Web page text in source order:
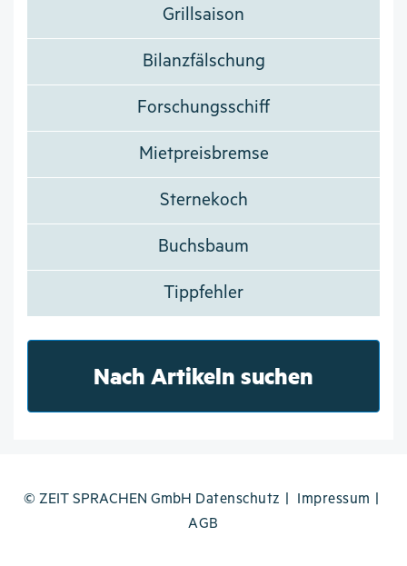
Grillsaison
Bilanzfälschung
Forschungsschiff
Mietpreisbremse
Sternekoch
Buchsbaum
Tippfehler
Nach Artikeln suchen
© ZEIT SPRACHEN GmbH Datenschutz
Impressum
AGB